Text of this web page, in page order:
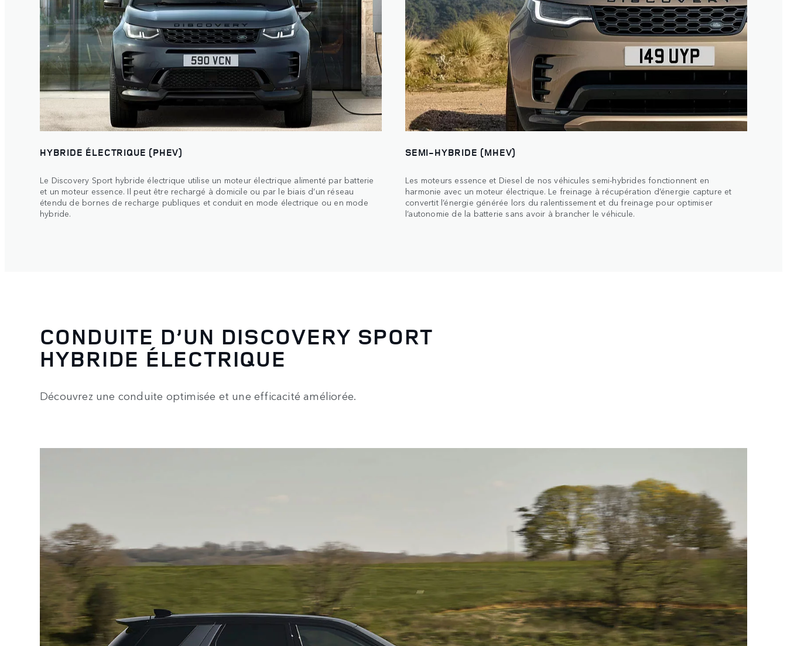
HYBRIDE ÉLECTRIQUE (PHEV)
Le Discovery Sport hybride électrique utilise un moteur électrique alimenté par batterie
et un moteur essence. Il peut être rechargé à domicile ou par le biais d’un réseau
étendu de bornes de recharge publiques et conduit en mode électrique ou en mode
hybride.
SEMI-HYBRIDE (MHEV)
Les moteurs essence et Diesel de nos véhicules semi-hybrides fonctionnent en
harmonie avec un moteur électrique. Le freinage à récupération d’énergie capture et
convertit l’énergie générée lors du ralentissement et du freinage pour optimiser
l’autonomie de la batterie sans avoir à brancher le véhicule.
CONDUITE D’UN DISCOVERY SPORT
HYBRIDE ÉLECTRIQUE
Découvrez une conduite optimisée et une efficacité améliorée.